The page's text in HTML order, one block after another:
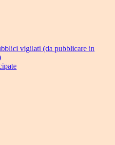
vigilati (da pubblicare in